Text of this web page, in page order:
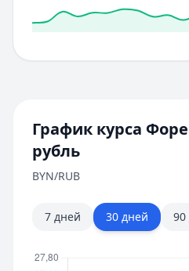
График курса
рубль
BYN/RUB
7 дней 30 дней 90